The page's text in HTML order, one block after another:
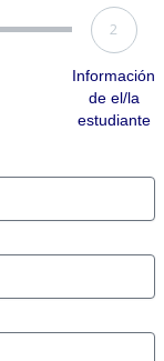
2
Información
de el/la
estudiante